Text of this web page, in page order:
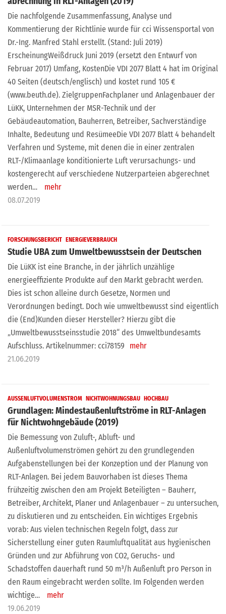
Die nachfolgende Zusammenfassung, Analyse und
Kommentierung der Richtlinie wurde für cci Wissensportal von
Dr.-Ing. Manfred Stahl erstellt. (Stand: Juli 2019)
ErscheinungWeißdruck Juni 2019 (ersetzt den Entwurf von
Februar 2017) Umfang, KostenDie VDI 2077 Blatt 4 hat im Original
40 Seiten (deutsch/englisch) und kostet rund 105 €
(www.beuth.de). ZielgruppenFachplaner und Anlagenbauer der
LüKK, Unternehmen der MSR-Technik und der
Gebäudeautomation, Bauherren, Betreiber, Sachverständige
Inhalte, Bedeutung und ResümeeDie VDI 2077 Blatt 4 behandelt
Verfahren und Systeme, mit denen die in einer zentralen
RLT-/Klimaanlage konditionierte Luft verursachungs- und
kostengerecht auf verschiedene Nutzerparteien abgerechnet
werden…
mehr
08.07.2019
FORSCHUNGSBERICHT ENERGIEVERBRAUCH
Studie UBA zum Umweltbewusstsein der Deutschen
Die LüKK ist eine Branche, in der jährlich unzählige
energieeffiziente Produkte auf den Markt gebracht werden.
Dies ist schon alleine durch Gesetze, Normen und
Verordnungen bedingt. Doch wie umweltbewusst sind eigentlich
die (End)Kunden dieser Hersteller? Hierzu gibt die
„Umweltbewusstseinsstudie 2018“ des Umweltbundesamts
Aufschluss. Artikelnummer: cci78159
mehr
21.06.2019
AUSSENLUFTVOLUMENSTROM NICHTWOHNUNGSBAU HOCHBAU
Grundlagen: Mindestaußenluftströme in RLT-Anlagen
für Nichtwohngebäude (2019)
Die Bemessung von Zuluft-, Abluft- und
Außenluftvolumenströmen gehört zu den grundlegenden
Aufgabenstellungen bei der Konzeption und der Planung von
RLT-Anlagen. Bei jedem Bauvorhaben ist dieses Thema
frühzeitig zwischen den am Projekt Beteiligten – Bauherr,
Betreiber, Architekt, Planer und Anlagenbauer – zu untersuchen,
zu diskutieren und zu entscheiden. Ein wichtiges Ergebnis
vorab: Aus vielen technischen Regeln folgt, dass zur
Sicherstellung einer guten Raumluftqualität aus hygienischen
Gründen und zur Abführung von CO2, Geruchs- und
Schadstoffen dauerhaft rund 50 m³/h Außenluft pro Person in
den Raum eingebracht werden sollte. Im Folgenden werden
wichtige…
mehr
19.06.2019